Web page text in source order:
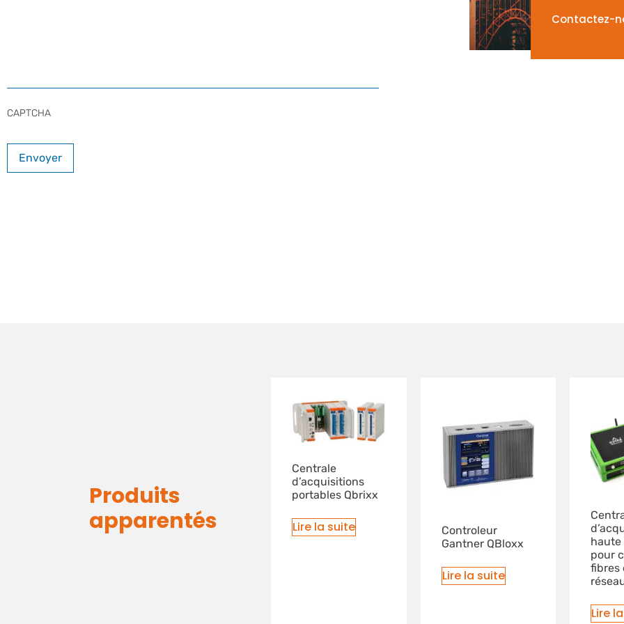
CAPTCHA
Contactez-
Produits
apparentés
Centrale
d’acquisitions
portables Qbrixx
Lire la suite
Controleur
Gantner QBloxx
Lire la suite
haute
pour
fibres
Lire